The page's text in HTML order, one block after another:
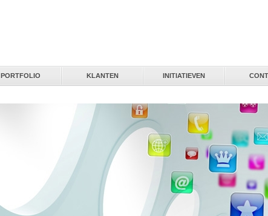
PORTFOLIO KLANTEN INITIATIEVEN